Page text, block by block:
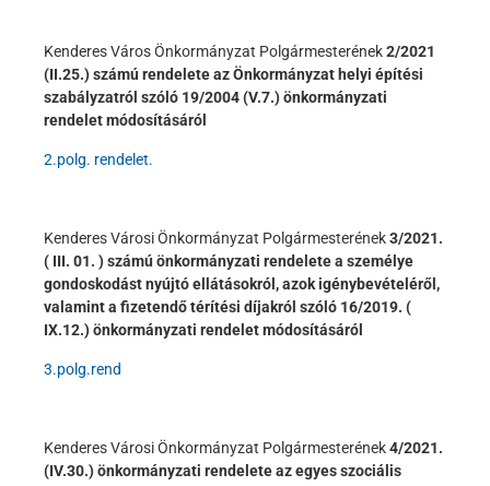
Kenderes Város Önkormányzat Polgármesterének2/2021
(II.25.) számú rendelete az Önkormányzat helyi építési
szabályzatról szóló 19/2004 (V.7.) önkormányzati
rendelet módosításáról
2.polg. rendelet.
Kenderes Városi Önkormányzat Polgármesterének3/2021.
( III. 01. ) számú önkormányzati rendelete a személye
gondoskodást nyújtó ellátásokról, azok igénybevételéről,
valamint a fizetendő térítési díjakról szóló 16/2019. (
IX.12.) önkormányzati rendelet módosításáról
3.polg.rend
Kenderes Városi Önkormányzat Polgármesterének4/2021.
(IV.30.) önkormányzati rendelete az egyes szociális